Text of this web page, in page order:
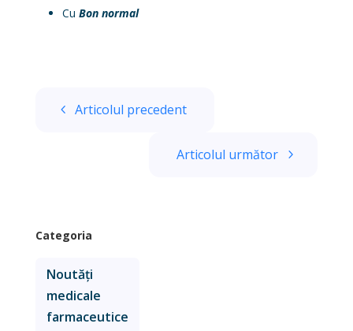
Cu Bon normal
Articolul precedent
Articolul următor
Categoria
Noutăți
medicale
farmaceutice